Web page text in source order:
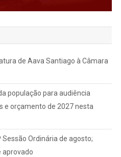
de Aava Santiago à Câmara
população para audiência
e orçamento de 2027 nesta
Ordinária de agosto;
aprovado